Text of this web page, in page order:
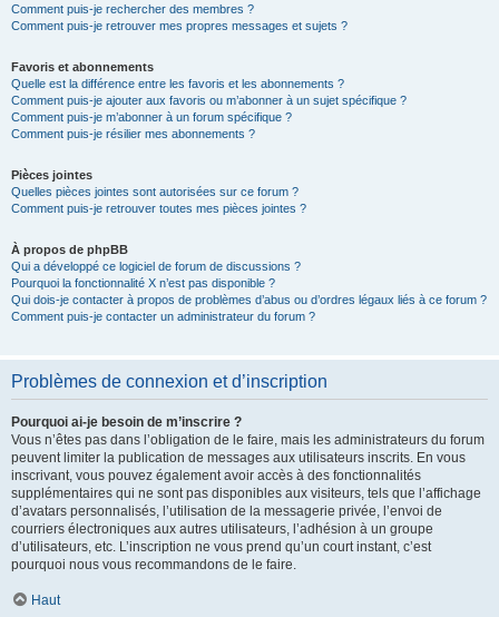
Comment puis-je rechercher des membres ?
Comment puis-je retrouver mes propres messages et sujets ?
Favoris et abonnements
Quelle est la différence entre les favoris et les abonnements ?
Comment puis-je ajouter aux favoris ou m’abonner à un sujet spécifique ?
Comment puis-je m’abonner à un forum spécifique ?
Comment puis-je résilier mes abonnements ?
Pièces jointes
Quelles pièces jointes sont autorisées sur ce forum ?
Comment puis-je retrouver toutes mes pièces jointes ?
À propos de phpBB
Qui a développé ce logiciel de forum de discussions ?
Pourquoi la fonctionnalité X n’est pas disponible ?
Qui dois-je contacter à propos de problèmes d’abus ou d’ordres légaux liés à ce forum ?
Comment puis-je contacter un administrateur du forum ?
Problèmes de connexion et d’inscription
Pourquoi ai-je besoin de m’inscrire ?
Vous n’êtes pas dans l’obligation de le faire, mais les administrateurs du forum
peuvent limiter la publication de messages aux utilisateurs inscrits. En vous
inscrivant, vous pouvez également avoir accès à des fonctionnalités
supplémentaires qui ne sont pas disponibles aux visiteurs, tels que l’affichage
d’avatars personnalisés, l’utilisation de la messagerie privée, l’envoi de
courriers électroniques aux autres utilisateurs, l’adhésion à un groupe
d’utilisateurs, etc. L’inscription ne vous prend qu’un court instant, c’est
pourquoi nous vous recommandons de le faire.
Haut